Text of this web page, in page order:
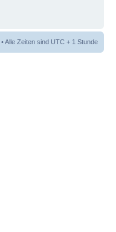
• Alle Zeiten sind UTC + 1 Stunde